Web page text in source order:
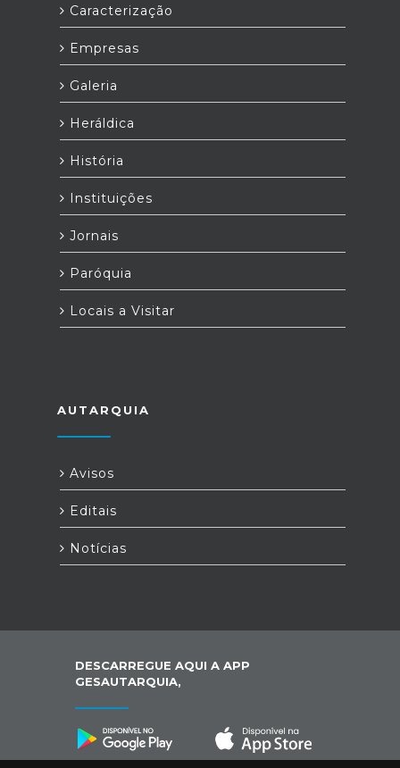
Caracterização
Empresas
Galeria
Heráldica
História
Instituições
Jornais
Paróquia
Locais a Visitar
AUTARQUIA
Avisos
Editais
Notícias
DESCARREGUE AQUI A APP
GESAUTARQUIA,